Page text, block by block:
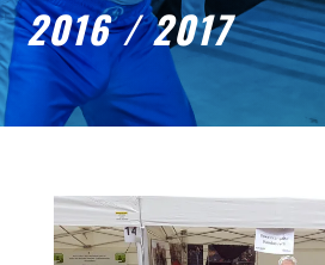
2016 / 2017